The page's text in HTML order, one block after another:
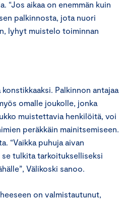
“Jos aikaa on enemmän kuin
palkinnosta, jota nuori
lyhyt muistelo toiminnan
Palkinnon antajaa
omalle joukolle, jonka
muistettavia henkilöitä, voi
peräkkäin mainitsemiseen.
“Vaikka puhuja aivan
tulkita tarkoitukselliseksi
Välikoski sanoo.
on valmistautunut,